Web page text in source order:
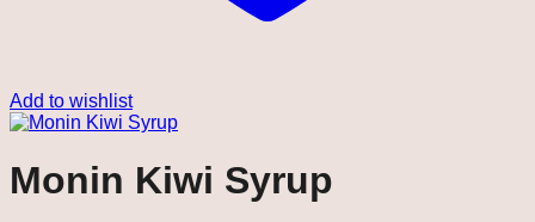
Add to wishlist
Monin Kiwi Syrup